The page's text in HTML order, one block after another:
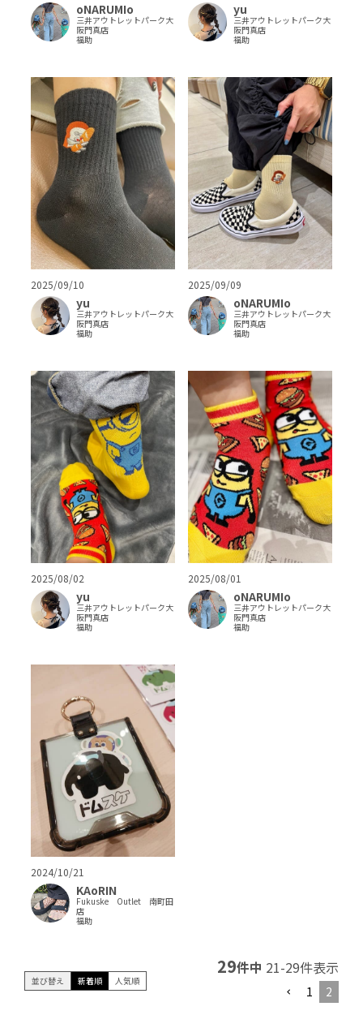
oNARUMIo
三井アウトレットパーク大
阪門真店
福助
yu
三井アウトレットパーク大
阪門真店
福助
2025/09/10
yu
三井アウトレットパーク大
阪門真店
福助
2025/09/09
oNARUMIo
三井アウトレットパーク大
阪門真店
福助
2025/08/02
yu
三井アウトレットパーク大
阪門真店
福助
2025/08/01
oNARUMIo
三井アウトレットパーク大
阪門真店
福助
2024/10/21
KAoRIN
Fukuske Outlet 南町田
店
福助
並び替え 新着順 人気順
29件中 21-29件表示
1 2